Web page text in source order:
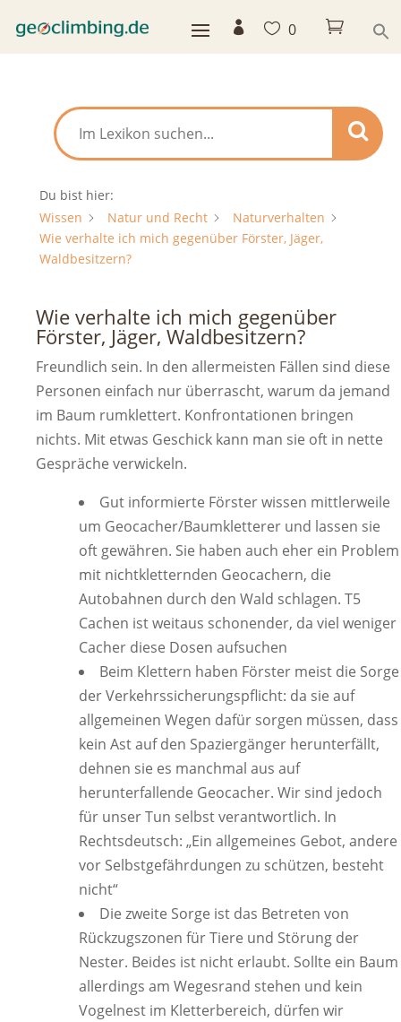
  0 
Du bist hier:
Wissen
Natur und Recht
Naturverhalten
Wie verhalte ich mich gegenüber Förster, Jäger,
Waldbesitzern?
Wie verhalte ich mich gegenüber
Förster, Jäger, Waldbesitzern?
Freundlich sein. In den allermeisten Fällen sind diese
Personen einfach nur überrascht, warum da jemand
im Baum rumklettert. Konfrontationen bringen
nichts. Mit etwas Geschick kann man sie oft in nette
Gespräche verwickeln.
Gut informierte Förster wissen mittlerweile
um Geocacher/Baumkletterer und lassen sie
oft gewähren. Sie haben auch eher ein Problem
mit nichtkletternden Geocachern, die
Autobahnen durch den Wald schlagen. T5
Cachen ist weitaus schonender, da viel weniger
Cacher diese Dosen aufsuchen
Beim Klettern haben Förster meist die Sorge
der Verkehrssicherungspflicht: da sie auf
allgemeinen Wegen dafür sorgen müssen, dass
kein Ast auf den Spaziergänger herunterfällt,
dehnen sie es manchmal aus auf
herunterfallende Geocacher. Wir sind jedoch
für unser Tun selbst verantwortlich. In
Rechtsdeutsch: „Ein allgemeines Gebot, andere
vor Selbstgefährdungen zu schützen, besteht
nicht“
Die zweite Sorge ist das Betreten von
Rückzugszonen für Tiere und Störung der
Nester. Beides ist nicht erlaubt. Sollte ein Baum
allerdings am Wegesrand stehen und kein
Vogelnest im Kletterbereich, dürfen wir